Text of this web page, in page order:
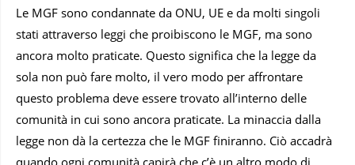
Le MGF sono condannate da ONU, UE e da molti singoli
stati attraverso leggi che proibiscono le MGF, ma sono
ancora molto praticate. Questo significa che la legge da
sola non può fare molto, il vero modo per affrontare
questo problema deve essere trovato all’interno delle
comunità in cui sono ancora praticate. La minaccia dalla
legge non dà la certezza che le MGF finiranno. Ciò accadrà
quando ogni comunità capirà che c’è un altro modo di